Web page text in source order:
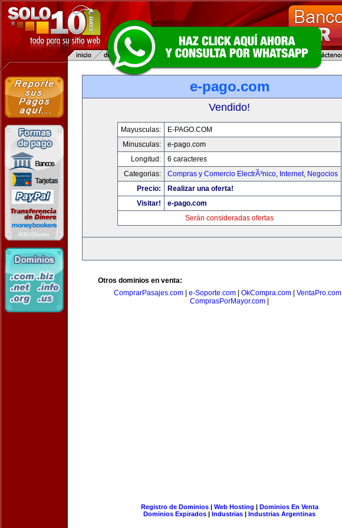
e-pago.com
Vendido!
Mayusculas:
E-PAGO.COM
Minusculas:
e-pago.com
Longitud:
6 caracteres
Categorias:
Compras y Comercio ElectrÃ³nico, Internet, Negocios
Precio:
Realizar una oferta!
Visitar!
e-pago.com
Serán consideradas ofertas
Otros dominios en venta:
ComprarPasajes.com
e-Soporte.com OkCompra.com VentaPro.com
ComprasPorMayor.com
Registro de Dominios| Web Hosting | Dominios En Venta
Dominios Expirados | Industrias | Industrias Argentinas